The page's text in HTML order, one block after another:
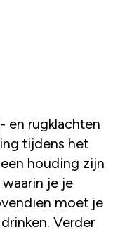
en rugklachten
tijdens het
houding zijn
je je
moet je
Verder